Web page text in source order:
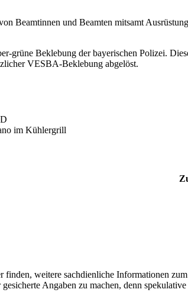
Beamtinnen und Beamten mitsamt
grüne Beklebung der bayerischen Polizei.
VESBA-Beklebung abgelöst.
im Kühlergrill
weitere sachdienliche Informationen
Angaben zu machen, denn